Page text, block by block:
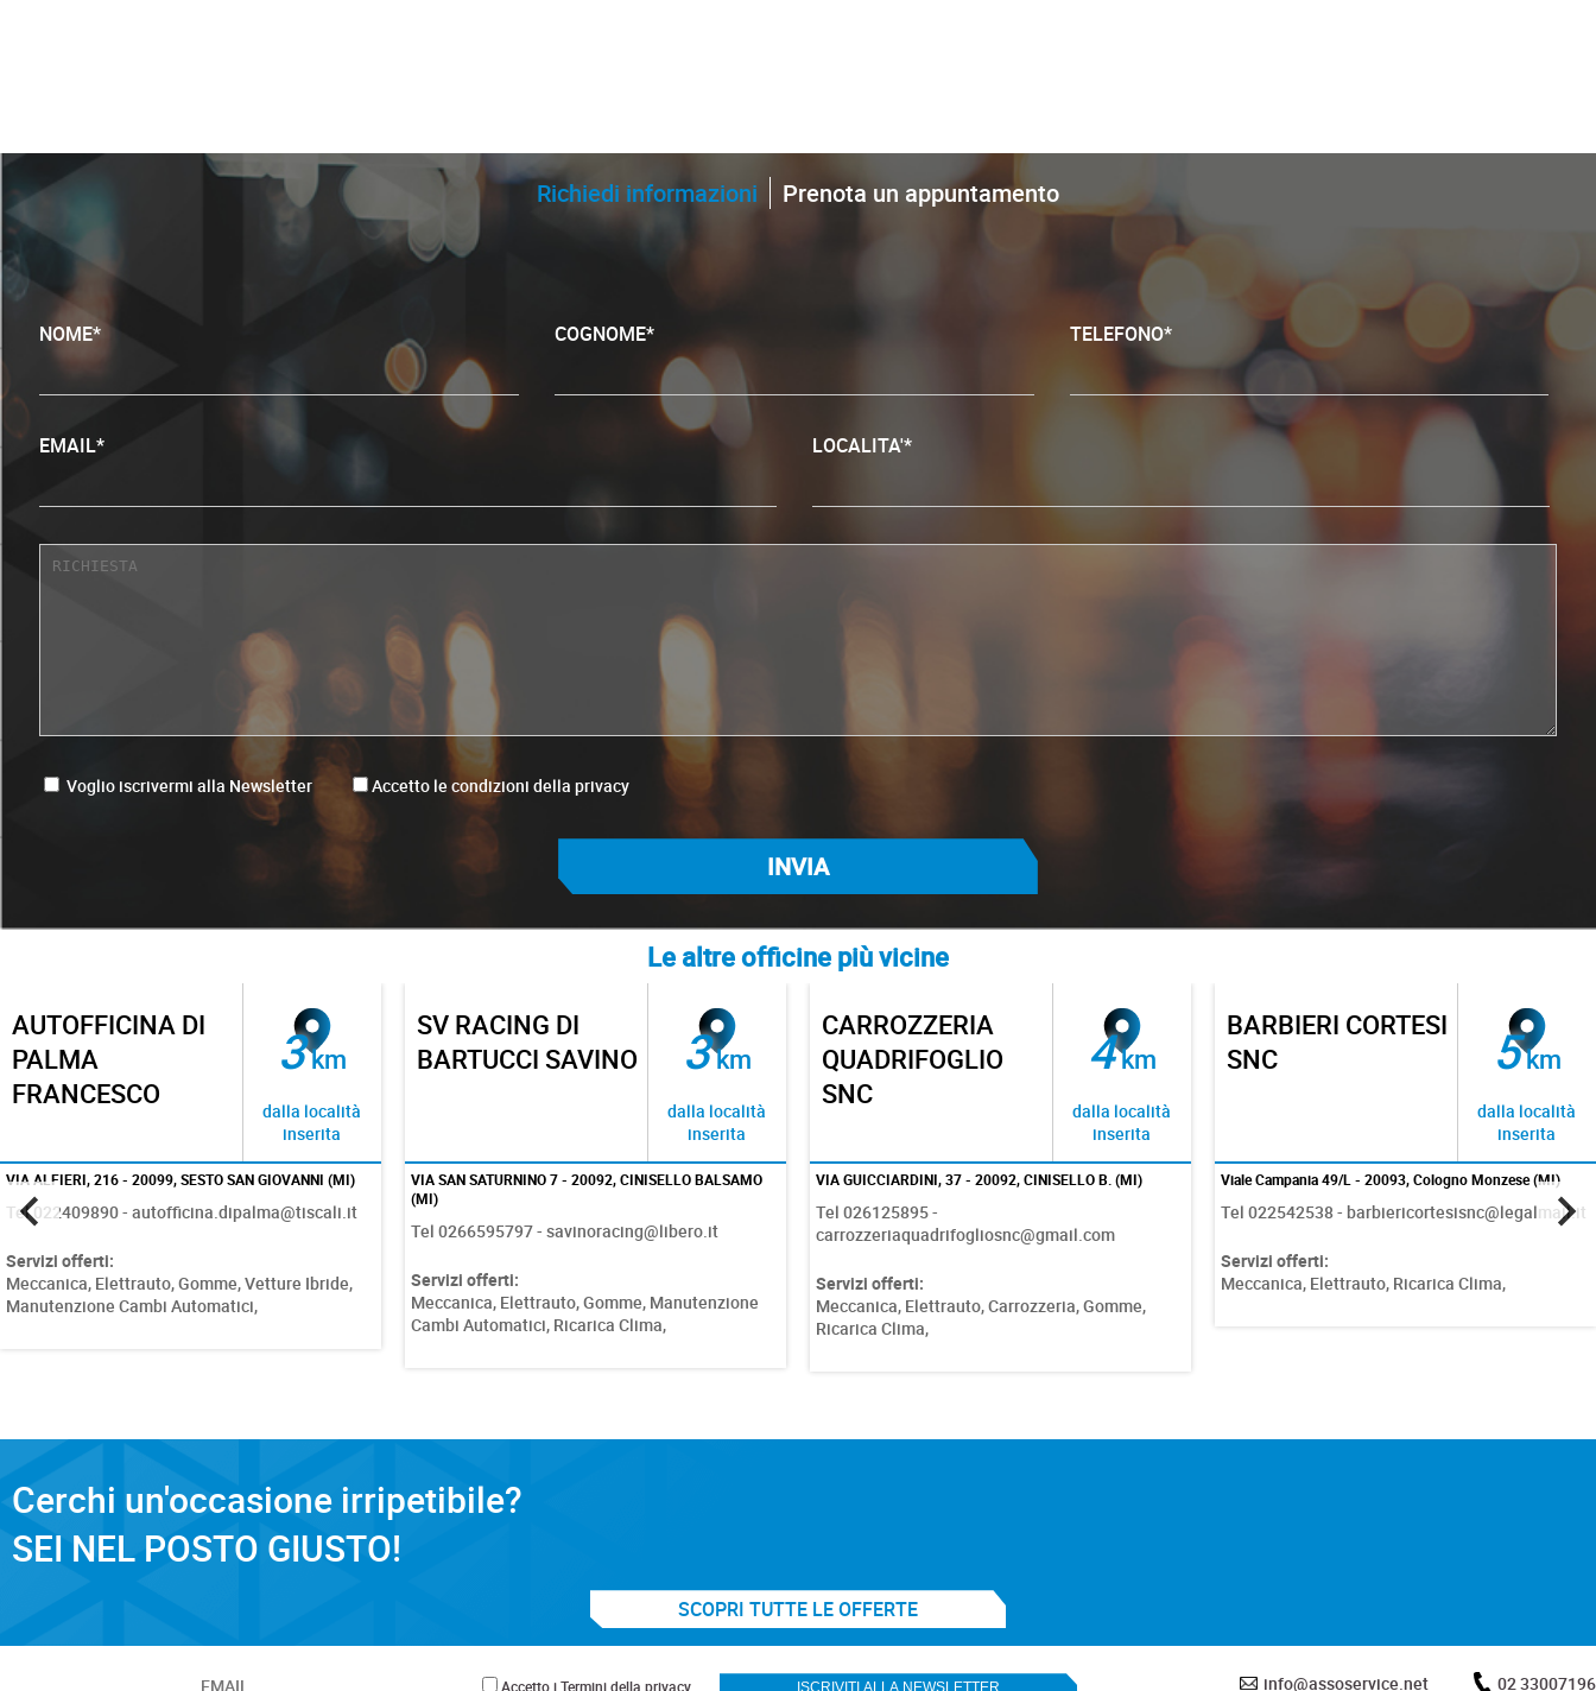
Richiedi informazioni Prenota un appuntamento
NOME* COGNOME* TELEFONO*
EMAIL* LOCALITA'*
Voglio iscrivermi alla Newsletter Accetto le condizioni della privacy
Le altre officine più vicine
AUTOFFICINA DI
PALMA
FRANCESCO
3km
dalla località
inserita
VIA ALFIERI, 216 - 20099, SESTO SAN GIOVANNI (MI)
Tel 022409890 - autofficina.dipalma@tiscali.it
Servizi offerti:
Meccanica, Elettrauto,Gomme,Vetture Ibride,
Manutenzione Cambi Automatici,
SV RACING DI
BARTUCCI SAVINO
3km
dalla località
inserita
VIA SAN SATURNINO 7 - 20092, CINISELLO BALSAMO
(MI)
Tel 0266595797 - savinoracing@libero.it
Servizi offerti:
Meccanica, Elettrauto,Gomme, Manutenzione
Cambi Automatici, Ricarica Clima,
CARROZZERIA
QUADRIFOGLIO
SNC
4km
dalla località
inserita
VIA GUICCIARDINI, 37 - 20092, CINISELLO B. (MI)
Tel 026125895 -
carrozzeriaquadrifogliosnc@gmail.com
Servizi offerti:
Meccanica, Elettrauto,Carrozzeria,Gomme,
Ricarica Clima,
BARBIERI CORTESI
SNC
5km
dalla località
inserita
Viale Campania 49/L - 20093, Cologno Monzese (MI)
Tel 022542538 - barbiericortesisnc@legalmail.it
Servizi offerti:
Meccanica, Elettrauto, Ricarica Clima,
Cerchi un'occasione irripetibile?
SEI NEL POSTO GIUSTO!
SCOPRI TUTTE LE OFFERTE
Accetto i Termini della privacy info@assoservice.net 02 33007196